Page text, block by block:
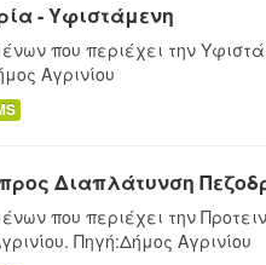
- Υφιστάμενη
που περιέχει την
Αγρινίου
Διαπλάτυνση
που περιέχει την
Πηγή:Δήμος Αγρινίου